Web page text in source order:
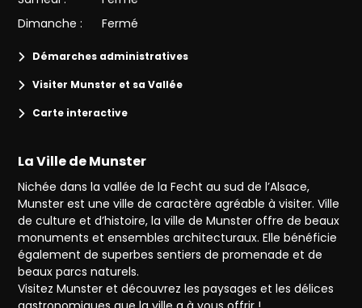
Dimanche :
Fermé
Démarches administratives
Visiter Munster et sa Vallée
Carte interactive
La Ville de Munster
Nichée dans la vallée de la Fecht au sud de l’Alsace,
Munster est une ville de caractère agréable à visiter. Ville
de culture et d’histoire, la ville de Munster offre de beaux
monuments et ensembles architecturaux. Elle bénéficie
également de superbes sentiers de promenade et de
beaux parcs naturels.
Visitez Munster et découvrez les paysages et les délices